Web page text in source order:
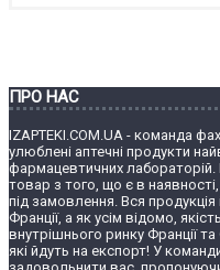
ПРО НАС
IZAPTEKI.COM.UA - команда
улюблені аптечні продукти
фармацевтичних
товар з того, що є в
під замовлення. Вся
Франції, а як усім відомо,
внутрішнього ринку Франції
які йдуть на експорт! У